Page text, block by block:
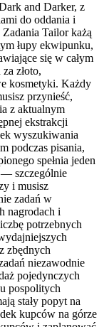
and Darker, z
do oddania i
Zadania Tailor każą
łupy ekwipunku,
się w całym
złoto,
kosmetyki. Każdy
przynieść,
z aktualnym
ekstrakcji
wyszukiwania
podczas pisania,
spełnia jeden
— szczególnie
i musisz
zadań w
nagrodach i
potrzebnych
zbędnych
niezawodnie
pojedynczych
pospolitych
stały popyt na
kupców na górze